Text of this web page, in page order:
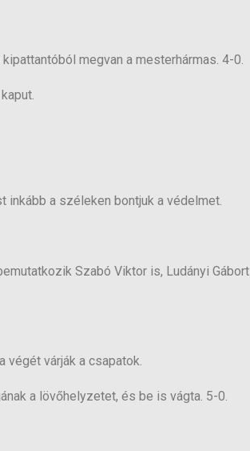
megvan a mesterhármas. 4-0.
a széleken bontjuk a védelmet.
Szabó Viktor is, Ludányi Gábort
végét várják a csapatok.
a lövőhelyzetet, és be is vágta. 5-0.